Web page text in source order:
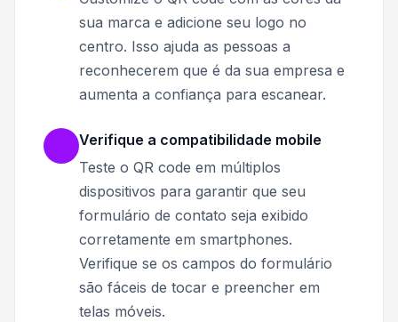
sua marca e adicione seu logo no
centro. Isso ajuda as pessoas a
reconhecerem que é da sua empresa e
aumenta a confiança para escanear.
Verifique a compatibilidade mobile
Teste o QR code em múltiplos
dispositivos para garantir que seu
formulário de contato seja exibido
corretamente em smartphones.
Verifique se os campos do formulário
são fáceis de tocar e preencher em
telas móveis.